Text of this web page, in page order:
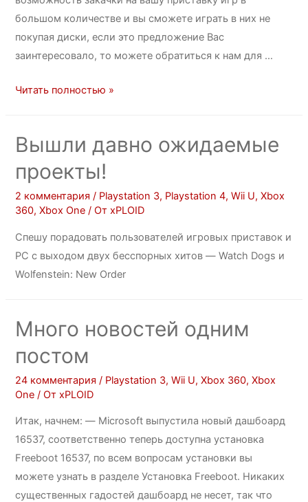
большом количестве и вы сможете играть в них не
покупая диски, если это предложение Вас
заинтересовало, то можете обратиться к нам для …
Читать полностью »
Вышли давно ожидаемые
проекты!
2 комментария / Playstation 3, Playstation 4,Wii U,Xbox
360,Xbox One / ОтxPLOID
Спешу порадовать пользователей игровых приставок и
PC с выходом двух бесспорных хитов — Watch Dogs и
Wolfenstein: New Order
Много новостей одним
постом
24 комментария / Playstation 3,Wii U,Xbox 360,Xbox
One / ОтxPLOID
Итак, начнем: — Microsoft выпустила новый дашбоард
16537, соответственно теперь доступна установка
Freeboot 16537, по всем вопросам установки вы
можете узнать в разделе Установка Freeboot. Никаких
существенных гадостей дашбоард не несет, так что